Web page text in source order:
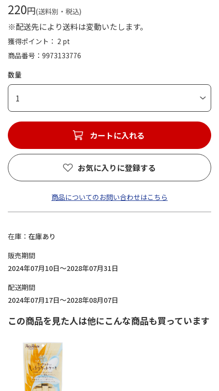
220円(送料別・税込)
※配送先により送料は変動いたします。
獲得ポイント： 2 pt
商品番号
9973133776
数量
1
カートに入れる
お気に入りに登録する
商品についてのお問い合わせはこちら
在庫
在庫あり
販売期間
2024年07月10日～2028年07月31日
配送期間
2024年07月17日～2028年08月07日
この商品を見た人は他にこんな商品も買っています